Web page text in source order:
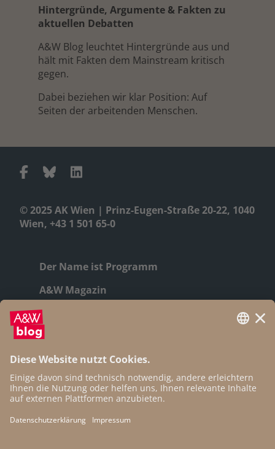
© 2025 AK Wien | Prinz-Eugen-Straße 20-22, 1040
Wien, +43 1 501 65-0
Der Name ist Programm
A&W Magazin
Geschichte
Autor:innen
Newsletter
Open Access
Hintergründe, Argumente & Fakten zu
aktuellen Debatten
A&W Blog leuchtet Hintergründe aus und
hält mit Fakten dem Mainstream kritisch
gegen.
Dabei beziehen wir klar Position: Auf
Seiten der arbeitenden Menschen.